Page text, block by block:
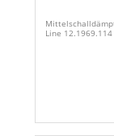
Line 12.1969.114